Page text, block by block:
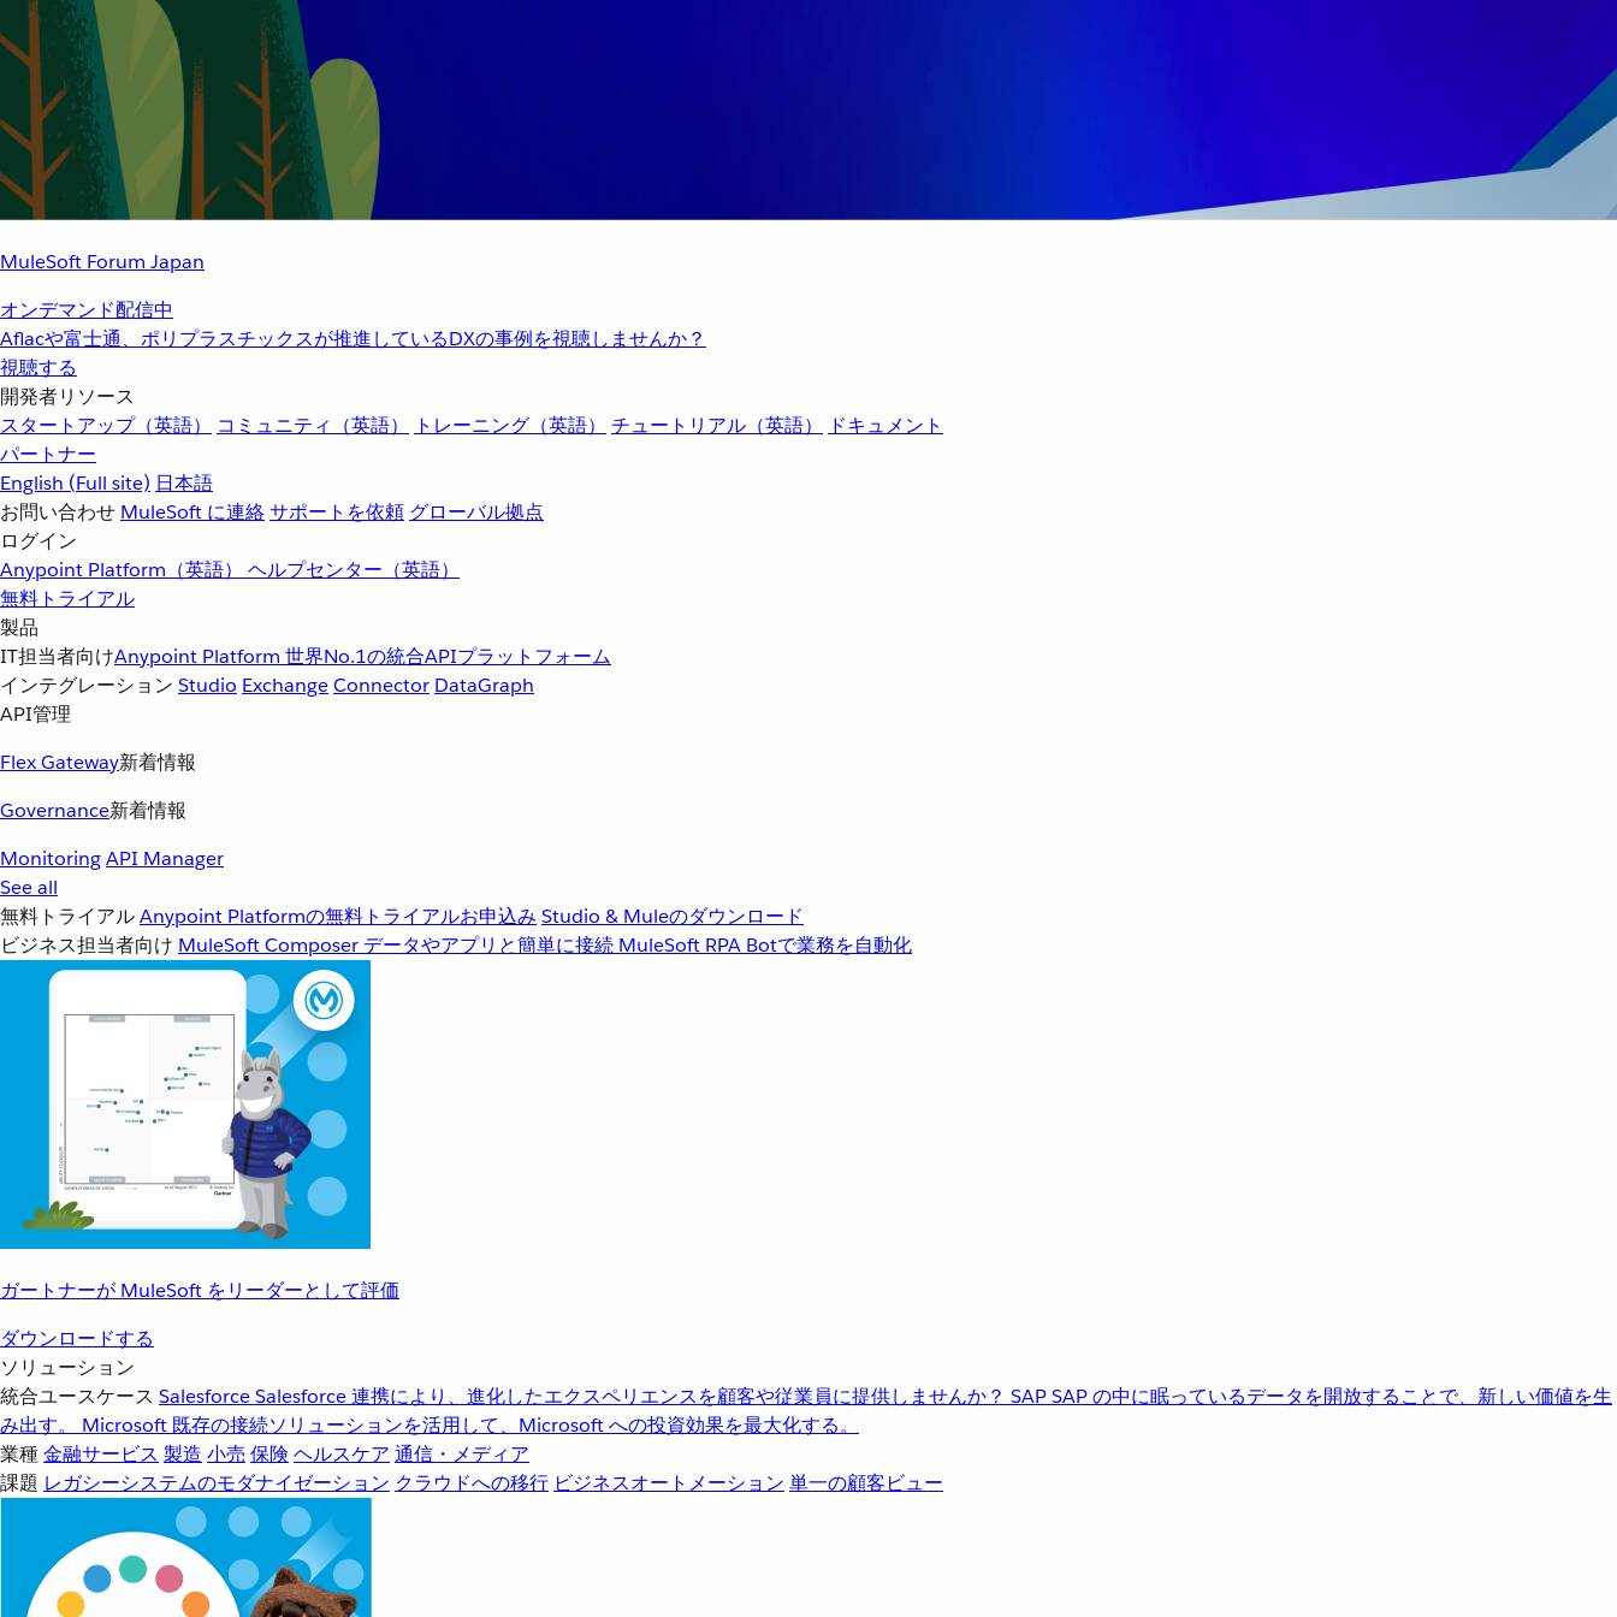
MuleSoft Forum Japan
オンデマンド配信中
Aflacや富士通、ポリプラスチックスが推進しているDXの事例を視聴しませんか？
視聴する
開発者リソース
スタートアップ（英語）
コミュニティ（英語） トレーニング（英語） チュートリアル（英語）
ドキュメント
パートナー
English (Full site) 日本語
お問い合わせ MuleSoft に連絡サポートを依頼 グローバル拠点
ログイン
Anypoint Platform（英語） ヘルプセンター（英語）
無料トライアル
製品
IT担当者向けAnypoint Platform 世界No.1の統合APIプラットフォーム
インテグレーション Studio ExchangeConnector DataGraph
API管理
Flex Gateway新着情報
Governance新着情報
MonitoringAPI Manager
See all
無料トライアルAnypoint Platformの無料トライアルお申込み Studio & Muleのダウンロード
ビジネス担当者向け MuleSoft Composer データやアプリと簡単に接続 MuleSoft RPA Botで業務を自動化
ガートナーが MuleSoft をリーダーとして評価
ダウンロードする
ソリューション
統合ユースケース SalesforceSalesforce 連携により、進化したエクスペリエンスを顧客や従業員に提供しませんか？ SAPSAP の中に眠っているデータを開放することで、新しい価値を生
み出す。
Microsoft 既存の接続ソリューションを活用して、Microsoft への投資効果を最大化する。
業種金融サービス 製造 小売 保険 ヘルスケア 通信・メディア
課題 レガシーシステムのモダナイゼーション クラウドへの移行 ビジネスオートメーション 単一の顧客ビュー